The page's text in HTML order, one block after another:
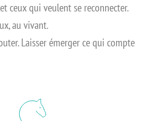
ceux qui veulent se reconnecter.
au vivant.
Laisser émerger ce qui compte